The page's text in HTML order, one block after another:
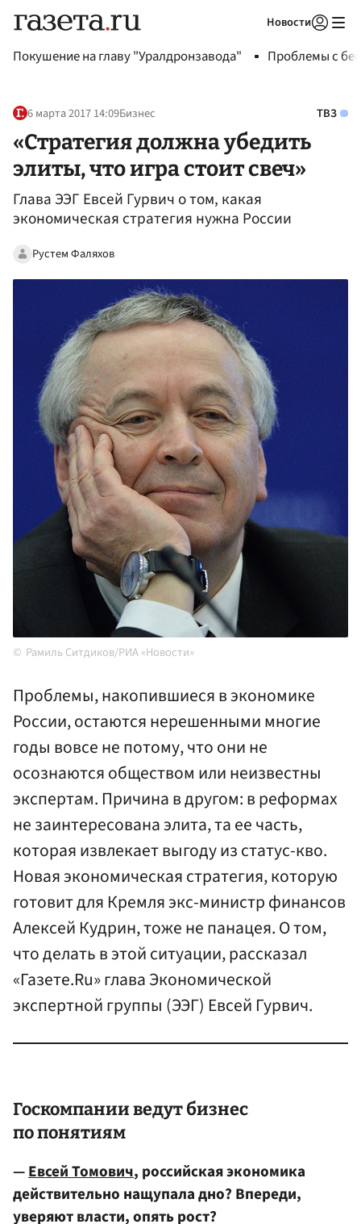
Новости
Покушение на главу "Уралдронзавода" Проблемы с
6 марта 2017 14:09Бизнес ТВЗ
«Стратегия должна убедить
элиты, что игра стоит свеч»
Глава ЭЭГ Евсей Гурвич о том, какая
экономическая стратегия нужна России
Рустем Фаляхов
Рамиль Ситдиков/РИА «Новости»
Проблемы, накопившиеся в экономике
России, остаются нерешенными многие
годы вовсе не потому, что они не
осознаются обществом или неизвестны
экспертам. Причина в другом: в реформах
не заинтересована элита, та ее часть,
которая извлекает выгоду из статус-кво.
Новая экономическая стратегия, которую
готовит для Кремля экс-министр финансов
Алексей Кудрин, тоже не панацея. О том,
что делать в этой ситуации, рассказал
«Газете.Ru» глава Экономической
экспертной группы (ЭЭГ) Евсей Гурвич.
Госкомпании ведут бизнес
по понятиям
—Евсей Томович, российская экономика
действительно нащупала дно? Впереди,
уверяют власти, опять рост?